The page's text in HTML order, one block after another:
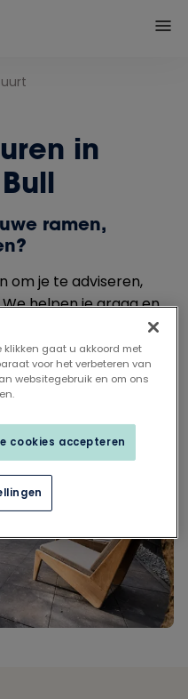
in
ramen,
om je te adviseren,
helpen je graag en
een juiste en passende
klikken gaat u akkoord met
voor het verbeteren van
websitegebruik en om ons
cookies accepteren